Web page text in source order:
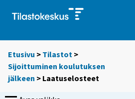
Etusivu > Tilastot >
Sijoittuminen koulutuksen
jälkeen > Laatuselosteet